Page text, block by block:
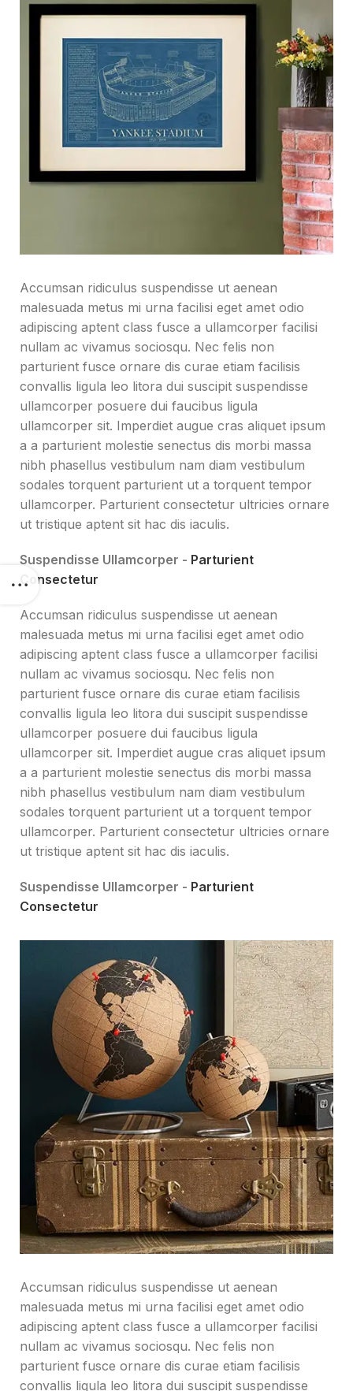
Accumsan ridiculus suspendisse ut aenean
malesuada metus mi urna facilisi eget amet odio
adipiscing aptent class fusce a ullamcorper facilisi
nullam ac vivamus sociosqu. Nec felis non
parturient fusce ornare dis curae etiam facilisis
convallis ligula leo litora dui suscipit suspendisse
ullamcorper posuere dui faucibus ligula
ullamcorper sit. Imperdiet augue cras aliquet ipsum
a a parturient molestie senectus dis morbi massa
nibh phasellus vestibulum nam diam vestibulum
sodales torquent parturient ut a torquent tempor
ullamcorper. Parturient consectetur ultricies ornare
ut tristique aptent sit hac dis iaculis.
Suspendisse Ullamcorper - Parturient
Consectetur
Accumsan ridiculus suspendisse ut aenean
malesuada metus mi urna facilisi eget amet odio
adipiscing aptent class fusce a ullamcorper facilisi
nullam ac vivamus sociosqu. Nec felis non
parturient fusce ornare dis curae etiam facilisis
convallis ligula leo litora dui suscipit suspendisse
ullamcorper posuere dui faucibus ligula
ullamcorper sit. Imperdiet augue cras aliquet ipsum
a a parturient molestie senectus dis morbi massa
nibh phasellus vestibulum nam diam vestibulum
sodales torquent parturient ut a torquent tempor
ullamcorper. Parturient consectetur ultricies ornare
ut tristique aptent sit hac dis iaculis.
Suspendisse Ullamcorper - Parturient
Consectetur
Accumsan ridiculus suspendisse ut aenean
malesuada metus mi urna facilisi eget amet odio
adipiscing aptent class fusce a ullamcorper facilisi
nullam ac vivamus sociosqu. Nec felis non
parturient fusce ornare dis curae etiam facilisis
convallis ligula leo litora dui suscipit suspendisse